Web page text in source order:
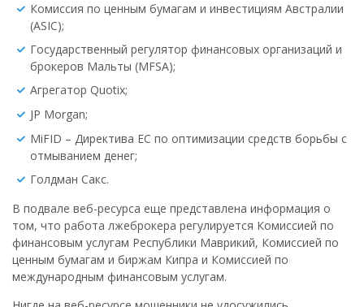
Комиссия по ценным бумагам и инвестициям Австралии
(ASIC);
Государственный регулятор финансовых организаций и
брокеров Мальты (MFSA);
Агрегатор Quotix;
JP Morgan;
MiFID – Директива ЕС по оптимизации средств борьбы с
отмыванием денег;
Голдман Сакс.
В подвале веб-ресурса еще представлена информация о
том, что работа лжеброкера регулируется Комиссией по
финансовым услугам Республики Маврикий, Комиссией по
ценным бумагам и биржам Кипра и Комиссией по
международным финансовым услугам.